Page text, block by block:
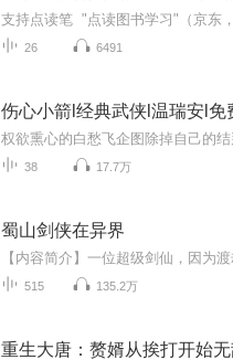
26 6491
伤心小箭l经典武侠l温瑞安l免
权欲熏心的白愁飞企图除掉自己的
38 17.7万
蜀山剑侠在异界
515 135.2万
重生大唐：赘婿从挨打开始